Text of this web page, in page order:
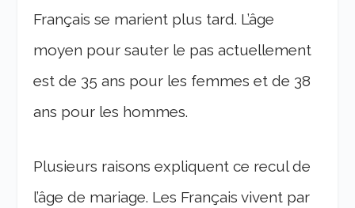
Français se marient plus tard. L’âge
moyen pour sauter le pas actuellement
est de 35 ans pour les femmes et de 38
ans pour les hommes.
Plusieurs raisons expliquent ce recul de
l’âge de mariage. Les Français vivent par